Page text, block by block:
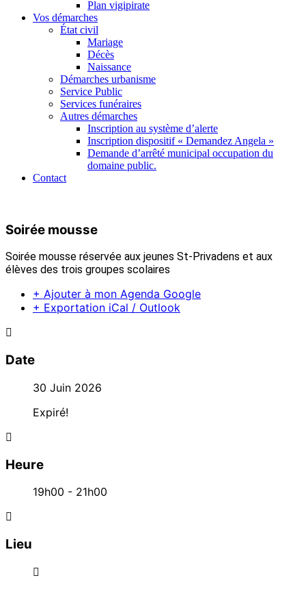
Plan vigipirate
Vos démarches
État civil
Mariage
Décès
Naissance
Démarches urbanisme
Service Public
Services funéraires
Autres démarches
Inscription au système d’alerte
Inscription dispositif « Demandez Angela »
Demande d’arrêté municipal occupation du
domaine public.
Contact
Soirée mousse
Soirée mousse réservée aux jeunes St-Privadens et aux
élèves des trois groupes scolaires
+ Ajouter à mon Agenda Google
+ Exportation iCal / Outlook
Date
30 Juin 2026
Expiré!
Heure
19h00 - 21h00
Lieu